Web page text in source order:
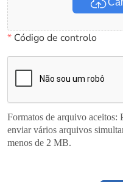
*Código de controlo
Formatos de arquivo aceitos:
enviar vários arquivos
menos de 2 MB.